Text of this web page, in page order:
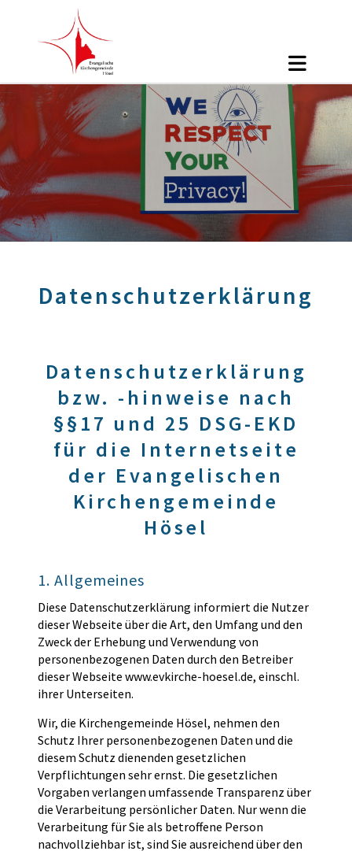
Datenschutzerklärung
Datenschutzerklärung
bzw. -hinweise nach
§§17 und 25 DSG-EKD
für die Internetseite
der Evangelischen
Kirchengemeinde
Hösel
1. Allgemeines
Diese Datenschutzerklärung informiert die Nutzer
dieser Webseite über die Art, den Umfang und den
Zweck der Erhebung und Verwendung von
personenbezogenen Daten durch den Betreiber
dieser Webseite www.evkirche-hoesel.de, einschl.
ihrer Unterseiten.
Wir, die Kirchengemeinde Hösel, nehmen den
Schutz Ihrer personenbezogenen Daten und die
diesem Schutz dienenden gesetzlichen
Verpflichtungen sehr ernst. Die gesetzlichen
Vorgaben verlangen umfassende Transparenz über
die Verarbeitung persönlicher Daten. Nur wenn die
Verarbeitung für Sie als betroffene Person
nachvollziehbar ist, sind Sie ausreichend über den